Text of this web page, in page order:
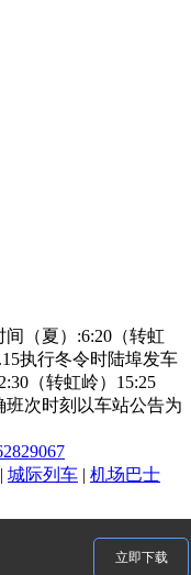
间（夏）:6:20（转虹
执行冬令时陆埠发车
（转虹岭）15:25
班次时刻以车站公告为
| 城际列车 | 机场巴士
立即下载